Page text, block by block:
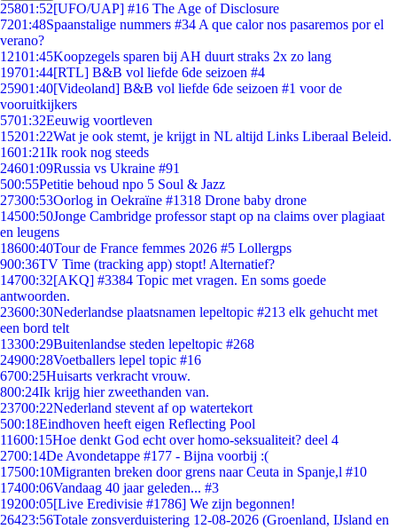
25801:52[UFO/UAP] #16 The Age of Disclosure
7201:48Spaanstalige nummers #34 A que calor nos pasaremos por el
verano?
12101:45Koopzegels sparen bij AH duurt straks 2x zo lang
19701:44[RTL] B&B vol liefde 6de seizoen #4
25901:40[Videoland] B&B vol liefde 6de seizoen #1 voor de
vooruitkijkers
5701:32Eeuwig voortleven
15201:22Wat je ook stemt, je krijgt in NL altijd Links Liberaal Beleid.
1601:21Ik rook nog steeds
24601:09Russia vs Ukraine #91
500:55Petitie behoud npo 5 Soul & Jazz
27300:53Oorlog in Oekraïne #1318 Drone baby drone
14500:50Jonge Cambridge professor stapt op na claims over plagiaat
en leugens
18600:40Tour de France femmes 2026 #5 Lollergps
900:36TV Time (tracking app) stopt! Alternatief?
14700:32[AKQ] #3384 Topic met vragen. En soms goede
antwoorden.
23600:30Nederlandse plaatsnamen lepeltopic #213 elk gehucht met
een bord telt
13300:29Buitenlandse steden lepeltopic #268
24900:28Voetballers lepel topic #16
6700:25Huisarts verkracht vrouw.
800:24Ik krijg hier zweethanden van.
23700:22Nederland stevent af op watertekort
500:18Eindhoven heeft eigen Reflecting Pool
11600:15Hoe denkt God echt over homo-seksualiteit? deel 4
2700:14De Avondetappe #177 - Bijna voorbij :(
17500:10Migranten breken door grens naar Ceuta in Spanje,l #10
17400:06Vandaag 40 jaar geleden... #3
19200:05[Live Eredivisie #1786] We zijn begonnen!
26423:56Totale zonsverduistering 12-08-2026 (Groenland, IJsland en